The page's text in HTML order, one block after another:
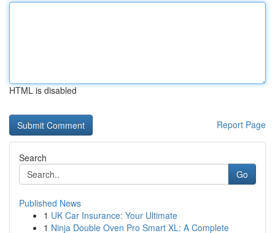
HTML is disabled
Report Page
Search
Go
Published News
1 UK Car Insurance: Your Ultimate
1 Ninja Double Oven Pro Smart XL: A Complete